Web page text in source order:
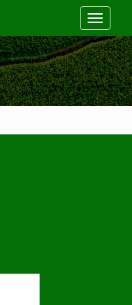
Toggle